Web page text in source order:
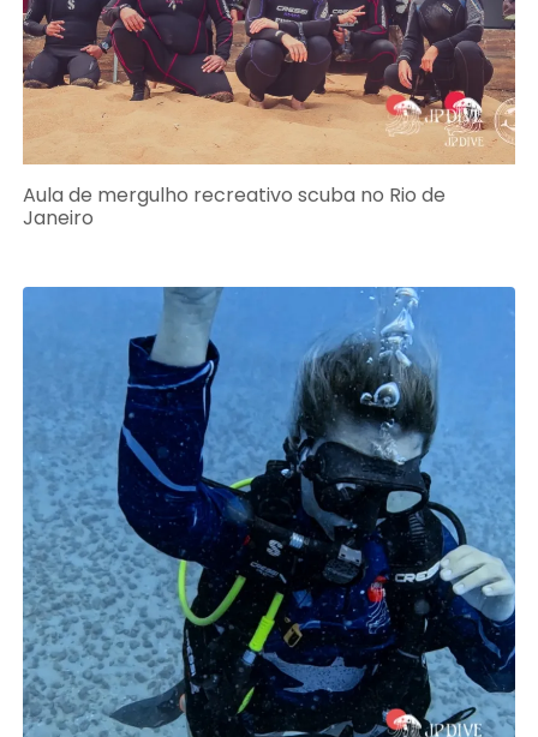
Aula de mergulho recreativo scuba no Rio de
Janeiro